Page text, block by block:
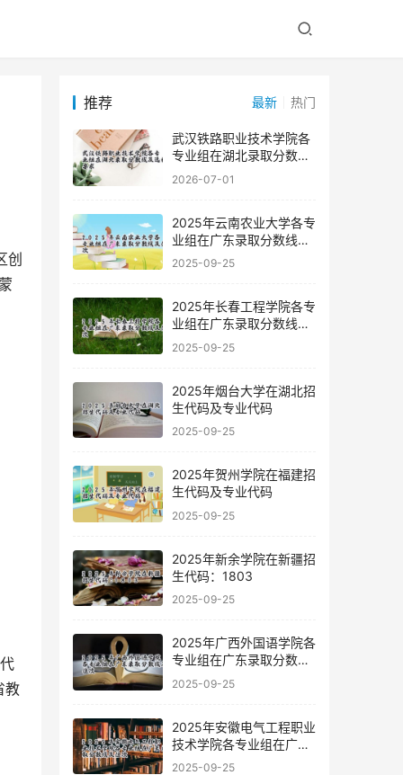
教
推荐 最新 热门
武汉铁路职业技术学院各
专业组在湖北录取分数线
及选科要求
2026-07-01
2025年云南农业大学各专
业组在广东录取分数线及
位次
2025-09-25
2025年长春工程学院各专
业组在广东录取分数线及
位次
2025-09-25
2025年烟台大学在湖北招
生代码及专业代码
2025-09-25
2025年贺州学院在福建招
生代码及专业代码
2025-09-25
2025年新余学院在新疆招
生代码：1803
2025-09-25
2025年广西外国语学院各
专业组在广东录取分数线
及位次
2025-09-25
2025年安徽电气工程职业
技术学院各专业组在广东
录取分数线及位次
2025-09-25